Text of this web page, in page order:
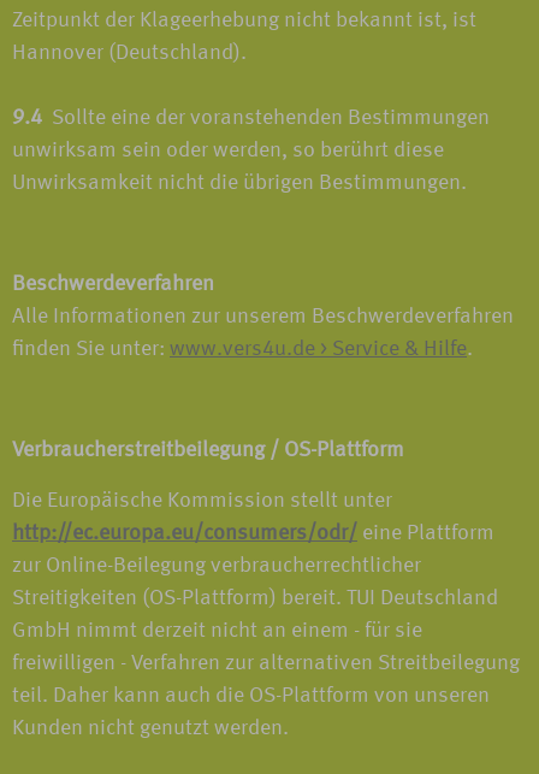
Zeitpunkt der Klageerhebung nicht bekannt ist, ist
Hannover (Deutschland).
9.4 Sollte eine der voranstehenden Bestimmungen
unwirksam sein oder werden, so berührt diese
Unwirksamkeit nicht die übrigen Bestimmungen.
Beschwerdeverfahren
Alle Informationen zur unserem Beschwerdeverfahren
finden Sie unter: www.vers4u.de > Service & Hilfe.
Verbraucherstreitbeilegung / OS-Plattform
Die Europäische Kommission stellt unter
http://ec.europa.eu/consumers/odr/ eine Plattform
zur Online-Beilegung verbraucherrechtlicher
Streitigkeiten (OS-Plattform) bereit. TUI Deutschland
GmbH nimmt derzeit nicht an einem - für sie
freiwilligen - Verfahren zur alternativen Streitbeilegung
teil. Daher kann auch die OS-Plattform von unseren
Kunden nicht genutzt werden.